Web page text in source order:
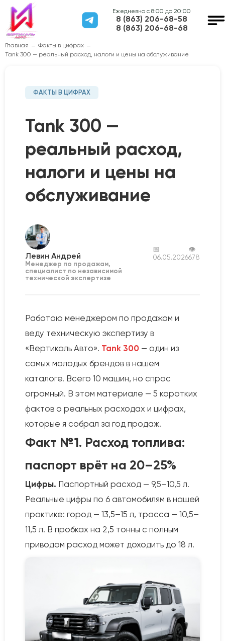
Ежедневно с 8:00 до 20:00
8 (863) 206-68-58
8 (863) 206-68-68
Главная
Факты в цифрах
Tank 300 — реальный расход, налоги и цены на обслуживание
ФАКТЫ В ЦИФРАХ
Tank 300 —
реальный расход,
налоги и цены на
обслуживание
Левин Андрей
Менеджер по продажам,
специалист по независимой
технической экспертизе
📅
06.05.2026
👁
678
Работаю менеджером по продажам и
веду техническую экспертизу в
«Вертикаль Авто». Tank 300 — один из
самых молодых брендов в нашем
каталоге. Всего 10 машин, но спрос
огромный. В этом материале — 5 коротких
фактов о реальных расходах и цифрах,
которые я собрал за год продаж.
Факт №1. Расход топлива:
паспорт врёт на 20–25%
Цифры. Паспортный расход — 9,5–10,5 л.
Реальные цифры по 6 автомобилям в нашей
практике: город — 13,5–15 л, трасса — 10,5–
11,5 л. В пробках на 2,5 тонны с полным
приводом расход может доходить до 18 л.